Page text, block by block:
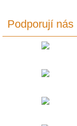
Podporují nás